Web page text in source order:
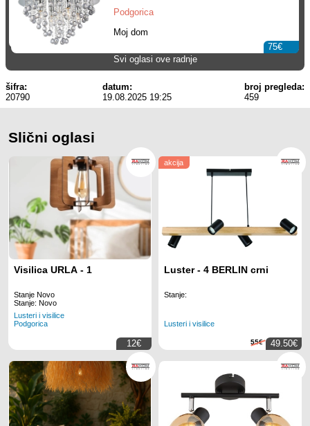
Podgorica
Moj dom
75€
Svi oglasi ove radnje
šifra:
20790
datum:
19.08.2025 19:25
broj pregleda:
459
Slični oglasi
Visilica URLA - 1
Stanje Novo
Stanje: Novo
Lusteri i visilice
Podgorica
12€
akcija
Luster - 4 BERLIN crni
Stanje:
Lusteri i visilice
55€ 49.50€